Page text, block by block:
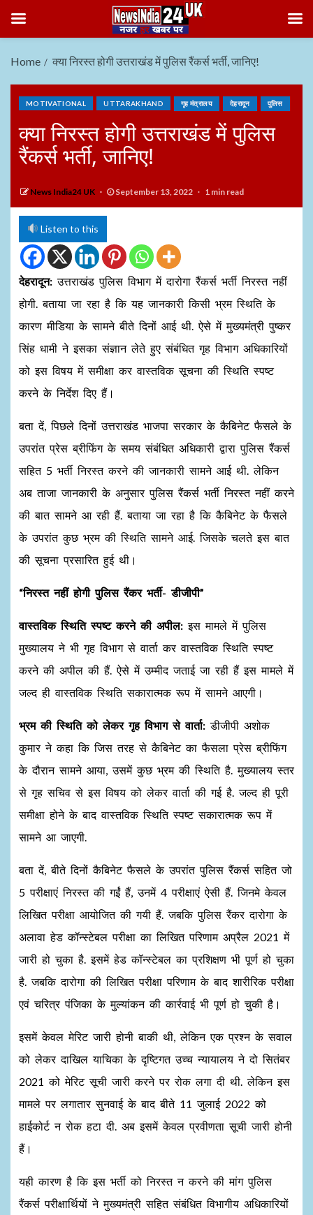
Home क्या निरस्त होगी उत्तराखंड में पुलिस रैंकर्स भर्ती, जानिए!
MOTIVATIONAL UTTARAKHAND गृह मंत्रालय देहरादून पुलिस
क्या निरस्त होगी उत्तराखंड में पुलिस
रैंकर्स भर्ती, जानिए!
News India24 UK September 13, 2022 1 min read
Listen to this
देहरादून: उत्तराखंड पुलिस विभाग में दारोगा रैंकर्स भर्ती निरस्त नहीं
होगी. बताया जा रहा है कि यह जानकारी किसी भ्रम स्थिति के
कारण मीडिया के सामने बीते दिनों आई थी. ऐसे में मुख्यमंत्री पुष्कर
सिंह धामी ने इसका संज्ञान लेते हुए संबंधित गृह विभाग अधिकारियों
को इस विषय में समीक्षा कर वास्तविक सूचना की स्थिति स्पष्ट
करने के निर्देश दिए हैं।
बता दें, पिछले दिनों उत्तराखंड भाजपा सरकार के कैबिनेट फैसले के
उपरांत प्रेस ब्रीफिंग के समय संबंधित अधिकारी द्वारा पुलिस रैंकर्स
सहित 5 भर्ती निरस्त करने की जानकारी सामने आई थी. लेकिन
अब ताजा जानकारी के अनुसार पुलिस रैंकर्स भर्ती निरस्त नहीं करने
की बात सामने आ रही हैं. बताया जा रहा है कि कैबिनेट के फैसले
के उपरांत कुछ भ्रम की स्थिति सामने आई. जिसके चलते इस बात
की सूचना प्रसारित हुई थी।
“निरस्त नहीं होगी पुलिस रैंकर भर्ती- डीजीपी”
वास्तविक स्थिति स्पष्ट करने की अपील:इस मामले में पुलिस
मुख्यालय ने भी गृह विभाग से वार्ता कर वास्तविक स्थिति स्पष्ट
करने की अपील की हैं. ऐसे में उम्मीद जताई जा रही हैं इस मामले में
जल्द ही वास्तविक स्थिति सकारात्मक रूप में सामने आएगी।
भ्रम की स्थिति को लेकर गृह विभाग से वार्ता: डीजीपी अशोक
कुमार ने कहा कि जिस तरह से कैबिनेट का फैसला प्रेस ब्रीफिंग
के दौरान सामने आया, उसमें कुछ भ्रम की स्थिति है. मुख्यालय स्तर
से गृह सचिव से इस विषय को लेकर वार्ता की गई है. जल्द ही पूरी
समीक्षा होने के बाद वास्तविक स्थिति स्पष्ट सकारात्मक रूप में
सामने आ जाएगी.
बता दें, बीते दिनों कैबिनेट फैसले के उपरांत पुलिस रैंकर्स सहित जो
5 परीक्षाएं निरस्त की गईं हैं, उनमें 4 परीक्षाएं ऐसी हैं. जिनमे केवल
लिखित परीक्षा आयोजित की गयी हैं. जबकि पुलिस रैंकर दारोगा के
अलावा हेड कॉन्स्टेबल परीक्षा का लिखित परिणाम अप्रैल 2021 में
जारी हो चुका है. इसमें हेड कॉन्स्टेबल का प्रशिक्षण भी पूर्ण हो चुका
है. जबकि दारोगा की लिखित परीक्षा परिणाम के बाद शारीरिक परीक्षा
एवं चरित्र पंजिका के मुल्यांकन की कार्रवाई भी पूर्ण हो चुकी है।
इसमें केवल मेरिट जारी होनी बाकी थी, लेकिन एक प्रश्न के सवाल
को लेकर दाखिल याचिका के दृष्टिगत उच्च न्यायालय ने दो सितंबर
2021 को मेरिट सूची जारी करने पर रोक लगा दी थी. लेकिन इस
मामले पर लगातार सुनवाई के बाद बीते 11 जुलाई 2022 को
हाईकोर्ट न रोक हटा दी. अब इसमें केवल प्रवीणता सूची जारी होनी
हैं।
यही कारण है कि इस भर्ती को निरस्त न करने की मांग पुलिस
रैंकर्स परीक्षार्थियों ने मुख्यमंत्री सहित संबंधित विभागीय अधिकारियों